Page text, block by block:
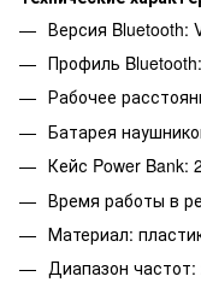
Версия Bluetooth:
Профиль
Рабочее
Батарея
Кейс Power Bank:
Время работы в
Материал:
Диапазон частот: